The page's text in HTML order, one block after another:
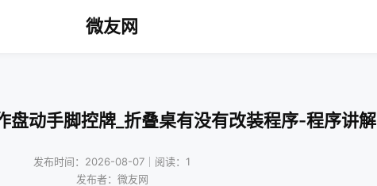
微友网
盘动手脚控牌_折叠桌有没有改装程序-程序讲解
发布时间：2026-08-07｜阅读：1
发布者：微友网